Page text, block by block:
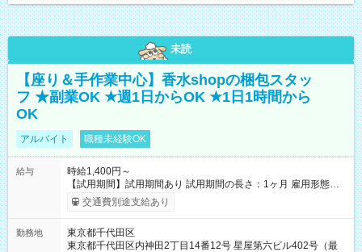
未読
【座り＆手作業中心】香水shopの梱包スタッ
フ ★副業OK ★週1日からOK ★1日1時間から
OK
アルバイト 職種未経験OK
給与
時給1,400円～
【試用期間】試用期間あり 試用期間の長さ：1ヶ月 雇用形態、
給与は本採用時と同じです。
交通費別途支給あり
勤務地
東京都千代田区
東京都千代田区内神田2丁目14番12号 星屋第六ビル402号（最